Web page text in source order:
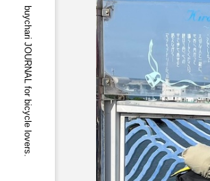
buychari JOURNAL for bicycle lovers.